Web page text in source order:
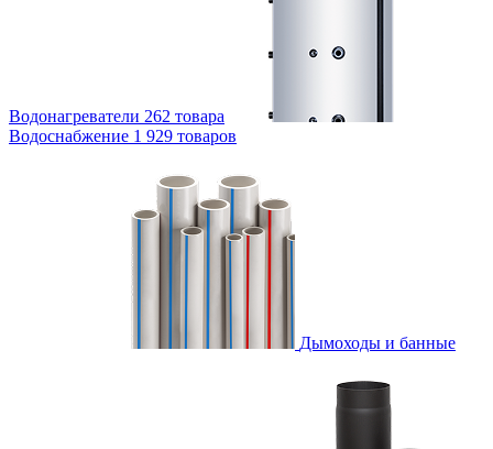
Водонагреватели 262 товара
Водоснабжение 1 929 товаров
Дымоходы и банные